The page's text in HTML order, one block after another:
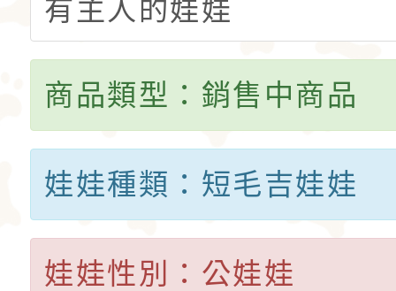
有主人的娃娃
商品類型：銷售中商品
娃娃種類：短毛吉娃娃
娃娃性別：公娃娃